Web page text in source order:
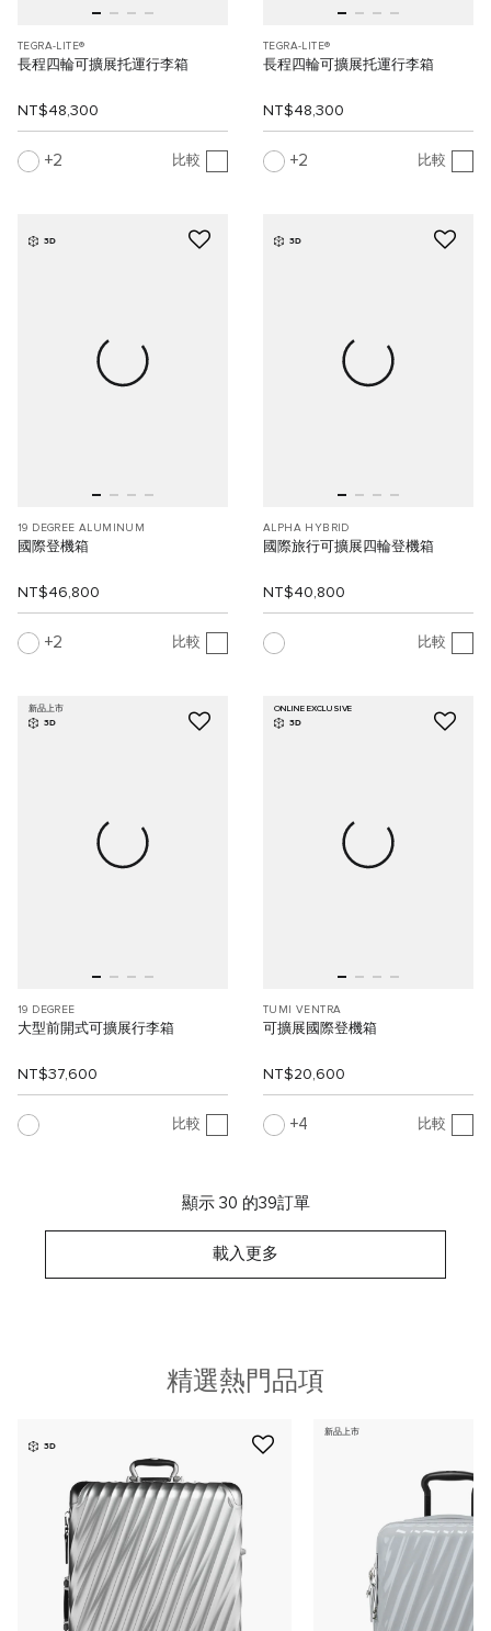
TEGRA-LITE®
長程四輪可擴展托運行李箱
NT$48,300
2 比較
TEGRA-LITE®
長程四輪可擴展托運行李箱
NT$48,300
2 比較
3D
19 DEGREE ALUMINUM
國際登機箱
NT$46,800
2 比較
3D
ALPHA HYBRID
國際旅行可擴展四輪登機箱
NT$40,800
比較
新品上市
3D
19 DEGREE
大型前開式可擴展行李箱
NT$37,600
比較
ONLINE EXCLUSIVE
3D
TUMI VENTRA
可擴展國際登機箱
NT$20,600
4 比較
顯示 30 的39訂單
載入更多
精選熱門品項
3D
新品上市